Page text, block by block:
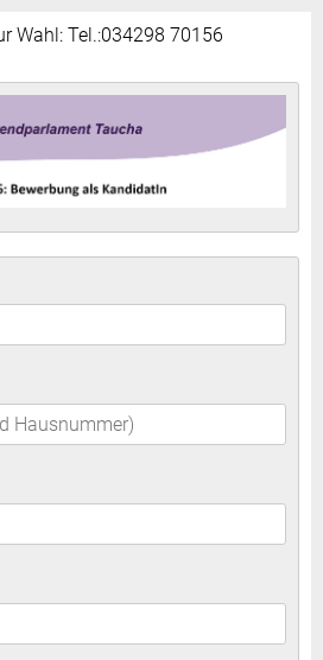
Wahl: Tel.:034298 70156